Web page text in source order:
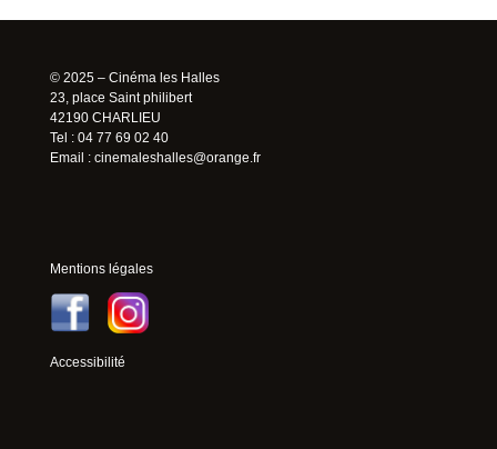
© 2025 – Cinéma les Halles
23, place Saint philibert
42190 CHARLIEU
Tel : 04 77 69 02 40
Email : cinemaleshalles@orange.fr
Mentions légales
Accessibilité